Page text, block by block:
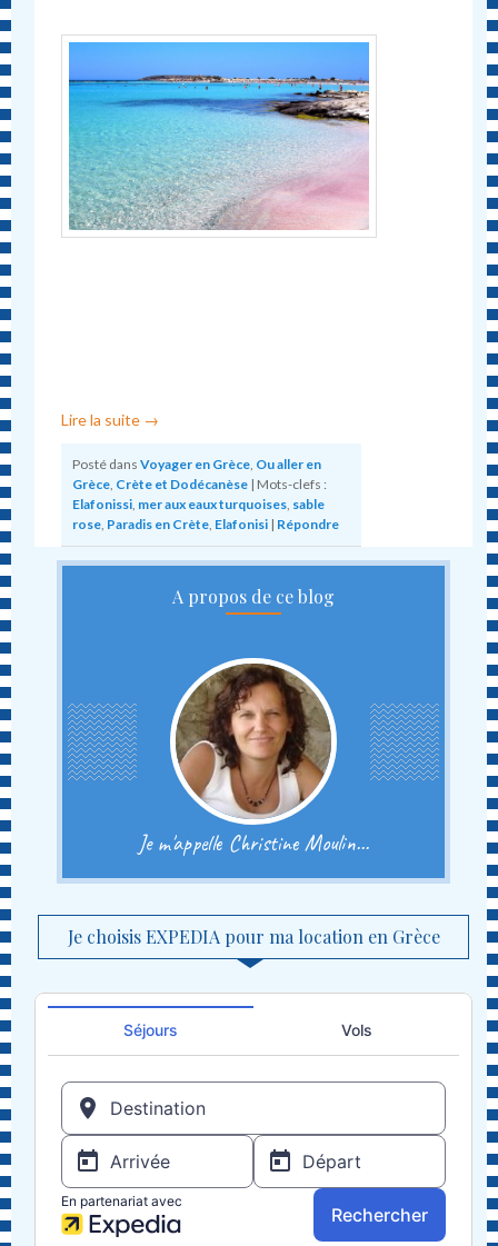
Lire la suite →
Posté dans Voyager en Grèce, Ou aller en
Grèce, Crète et Dodécanèse | Mots-clefs :
Elafonissi, mer aux eaux turquoises, sable
rose, Paradis en Crète, Elafonisi | Répondre
A propos de ce blog
Je m'appelle Christine Moulin...
Je choisis EXPEDIA pour ma location en Grèce